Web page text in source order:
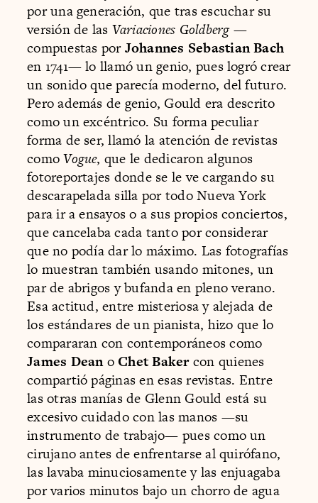
por una generación, que tras escuchar su
versión de las Variaciones Goldberg—
compuestas porJohannes Sebastian Bach
en 1741— lo llamó un genio, pues logró crear
un sonido que parecía moderno, del futuro.
Pero además de genio, Gould era descrito
como un excéntrico. Su forma peculiar
forma de ser, llamó la atención de revistas
comoVogue, que le dedicaron algunos
fotoreportajes donde se le ve cargando su
descarapelada silla por todo Nueva York
para ir a ensayos o a sus propios conciertos,
que cancelaba cada tanto por considerar
que no podía dar lo máximo. Las fotografías
lo muestran también usando mitones, un
par de abrigos y bufanda en pleno verano.
Esa actitud, entre misteriosa y alejada de
los estándares de un pianista, hizo que lo
compararan con contemporáneos como
James DeanoChet Bakercon quienes
compartió páginas en esas revistas. Entre
las otras manías de Glenn Gould está su
excesivo cuidado con las manos —su
instrumento de trabajo— pues como un
cirujano antes de enfrentarse al quirófano,
las lavaba minuciosamente y las enjuagaba
por varios minutos bajo un chorro de agua